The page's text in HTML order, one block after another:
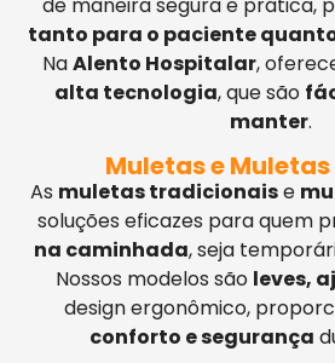
tanto para o paciente
NaAlento Hospitalar,
alta tecnologia, que são
manter.
Muletas e
As muletas tradicionaise
soluções eficazes para quem
na caminhada, seja
Nossos modelos são leves,
design ergonômico,
conforto e segurança